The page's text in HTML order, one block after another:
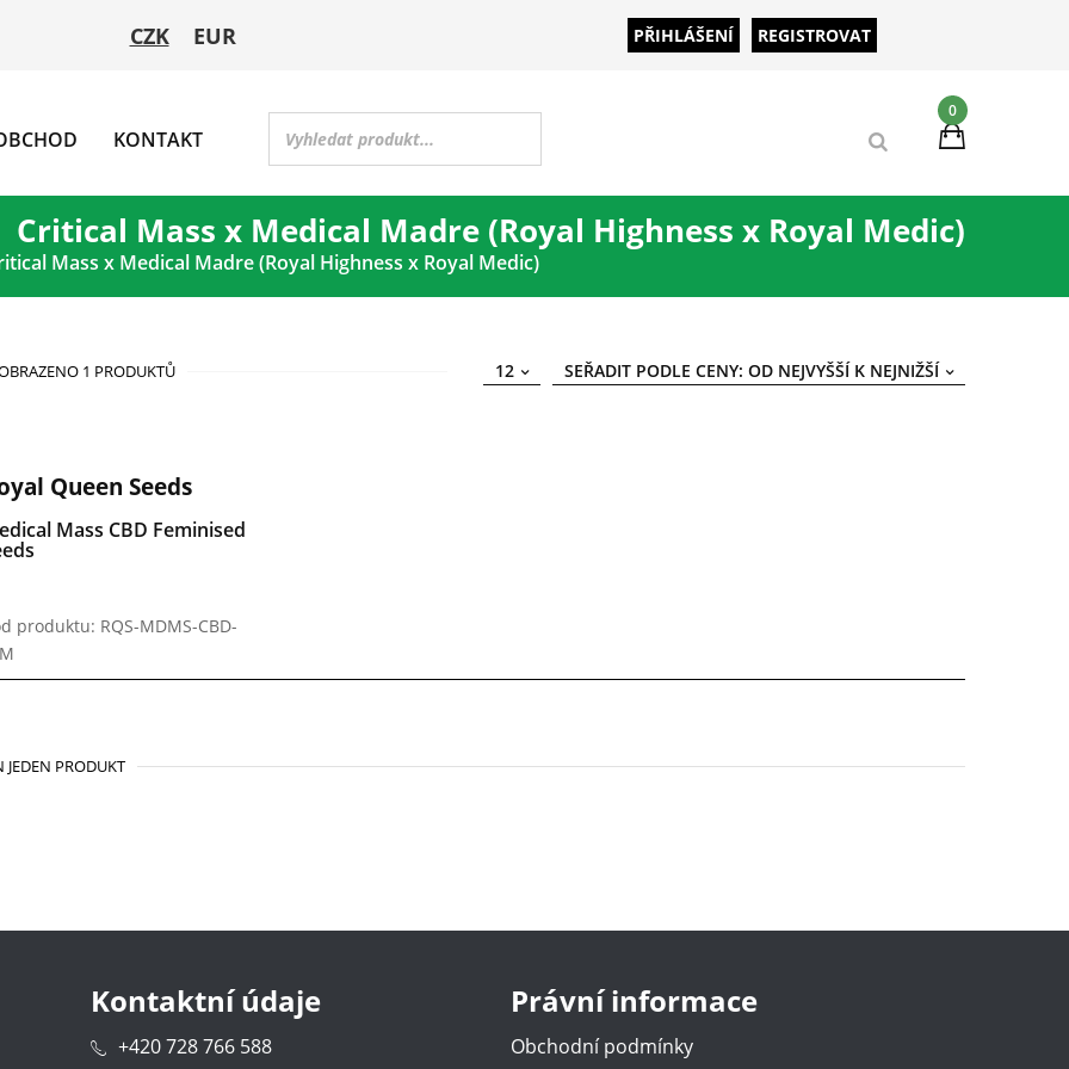
CZK EUR PŘIHLÁŠENÍ REGISTROVAT
0
KONTAKT
Critical Mass x Medical Madre (Royal Highness x Royal Medic)
Mass x Medical Madre (Royal Highness x Royal Medic)
1 PRODUKTŮ SEŘADIT PODLE CENY: OD NEJVYŠŠÍ K NEJNIŽŠÍ
12
Queen Seeds
Mass CBD Feminised
produktu: RQS-MDMS-CBD-
JEDEN PRODUKT
Kontaktní údaje
+420 728 766 588
Právní informace
Obchodní podmínky